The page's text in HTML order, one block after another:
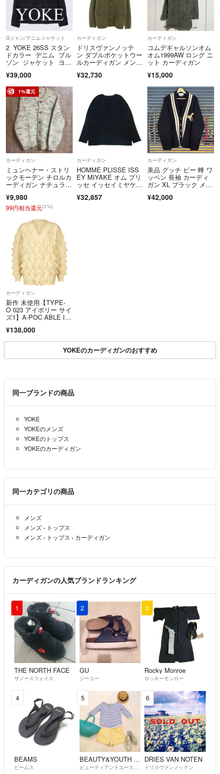
Gジャン/デニムジャケット
2 YOKE 26SS スタン
ドカラー デニム ブル
ゾン ジャケット ヨー
¥39,000
カーディガン
ドリスヴァンノッテ
ン ダブルポケットウー
ルカーディガン メン
¥32,730
カーディガン
コムデギャルソンオム
オム1999AW ロング ニ
ット カーディガン
¥15,000
1%還元
カーディガン
ミュンヘナー・ストリ
ックモーデン チロルカ
ーディガン ナチュラル
¥9,980
99円相当還元(1%)
カーディガン
HOMME PLISSE ISS
EY MIYAKE オム プリ
ッセ イッセイミヤケ h
ック カーディガン ダ
¥32,857
カーディガン
美品 グッチ ビー 蜂 ワ
ッペン 長袖 カーディ
ガン XL ブラック メン
¥42,000
カーディガン
新作 未使用【TYPE-
O 023 アイボリー サイ
ズ1】A-POC ABLE IS
¥138,000
YOKEのカーディガンのおすすめ
同一ブランドの商品
YOKE
YOKEのメンズ
YOKEのトップス
YOKEのカーディガン
同一カテゴリの商品
メンズ
メンズ › トップス
メンズ › トップス › カーディガン
カーディガンの人気ブランドランキング
1
THE NORTH FACE
ザノースフェイス
2
GU
ジーユー
3
Rocky Monroe
ロッキーモンロー
4
BEAMS
ビームス
5
BEAUTY&YOUTH UNITED ARROWS
ビューティアンドユースユナイテッドアローズ
6
DRIES VAN NOTEN
ドリスヴァンノッテン